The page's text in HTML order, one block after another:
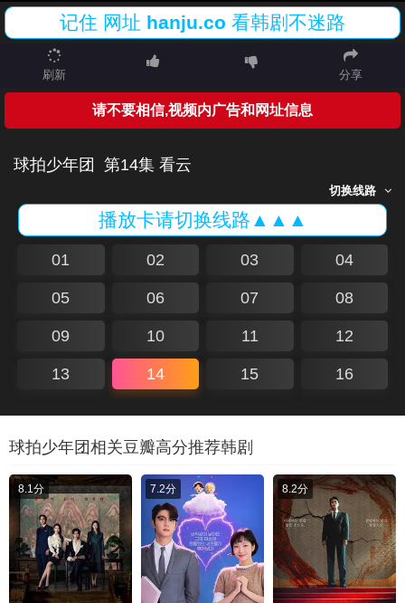
记住 网址 hanju.co 看韩剧不迷路
刷新 分享
请不要相信,视频内广告和网址信息
球拍少年团 第14集 看云
切换线路
播放卡请切换线路▲▲▲
01 02 03 04
05 06 07 08
09 10 11 12
13 14 15 16
球拍少年团相关豆瓣高分推荐韩剧
8.1分 7.2分 8.2分